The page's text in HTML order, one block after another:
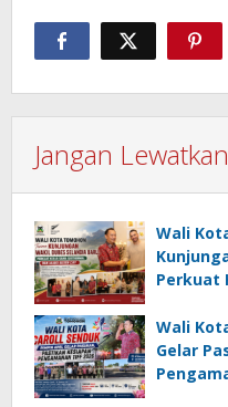
Jangan Lewatkan
Wali
Perkuat
Wali
Gelar